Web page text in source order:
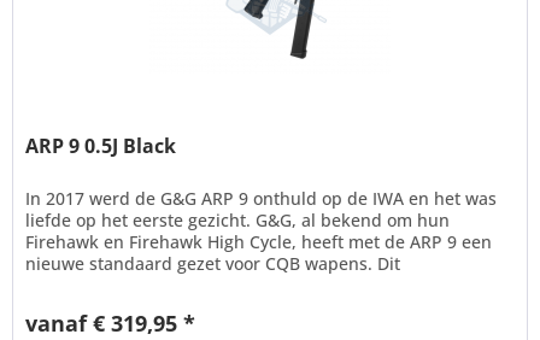
ARP 9 0.5J Black
In 2017 werd de G&G ARP 9 onthuld op de IWA en het was
liefde op het eerste gezicht. G&G, al bekend om hun
Firehawk en Firehawk High Cycle, heeft met de ARP 9 een
nieuwe standaard gezet voor CQB wapens. Dit
vanaf € 319,95 *